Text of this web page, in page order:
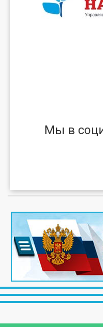
Мы в